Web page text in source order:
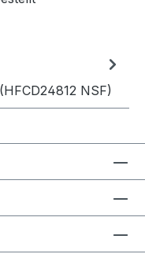
NSF)